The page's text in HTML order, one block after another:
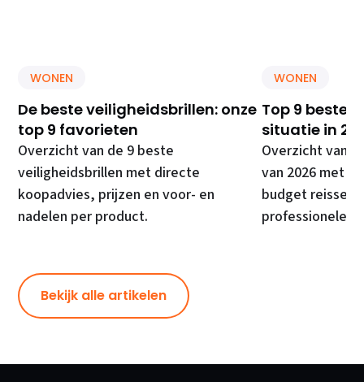
WONEN
De beste veiligheidsbrillen: onze
top 9 favorieten
Overzicht van de 9 beste
veiligheidsbrillen met directe
koopadvies, prijzen en voor- en
nadelen per product.
WONEN
Top 9 beste
situatie in
Overzicht van
van 2026 met
budget
professionele
Bekijk alle artikelen